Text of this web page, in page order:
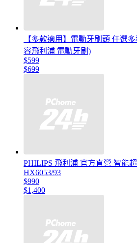
【多款適用】電動牙刷頭 任選
容飛利浦 電動牙刷)
$599
$699
PHILIPS 飛利浦 官方直營 智能
HX6053/93
$990
$1,400